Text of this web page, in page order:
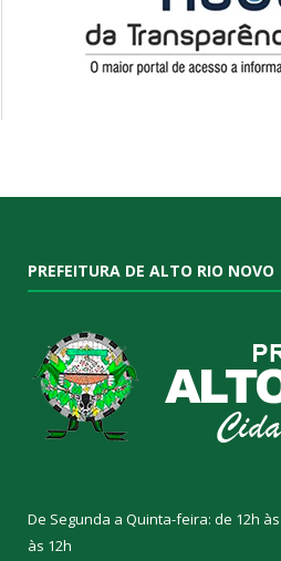
PREFEITURA DE ALTO RIO NOVO
De Segunda a Quinta-feira: de 12h
às 12h